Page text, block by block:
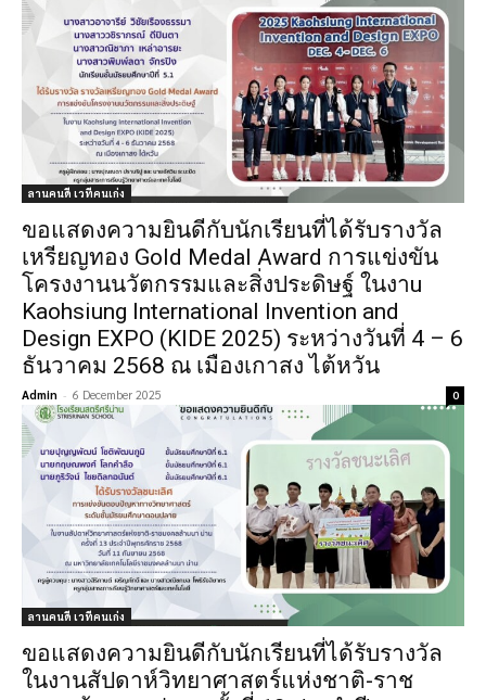
ลานคนดี เวทีคนเก่ง
ขอแสดงความยินดีกับนักเรียนที่ได้รับรางวัล
เหรียญทอง Gold Medal Award การแข่งขัน
โครงงานนวัตกรรมและสิ่งประดิษฐ์ ในงาu
Kaohsiung International Invention and
Design EXPO (KIDE 2025) ระหว่างวันที่ 4 – 6
ธันวาคม 2568 ณ เมืองเกาสง ไต้หวัน
Admin - 6 December 2025 0
ลานคนดี เวทีคนเก่ง
ขอแสดงความยินดีกับนักเรียนที่ได้รับรางวัล
ในงานสัปดาห์วิทยาศาสตร์แห่งชาติ-ราช